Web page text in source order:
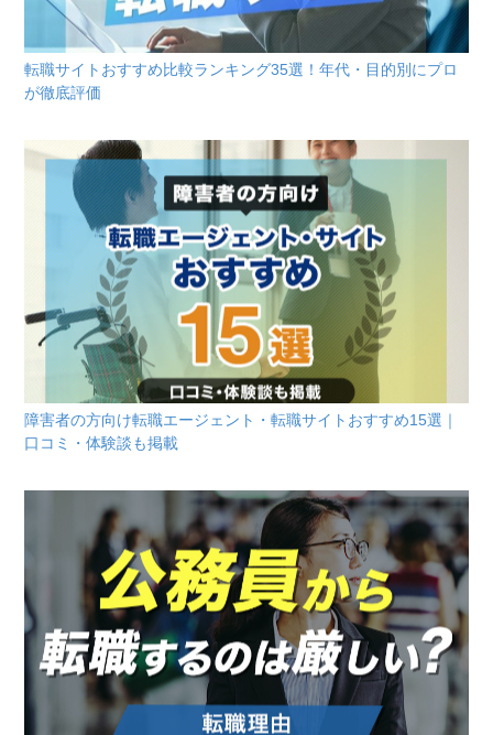
転職サイトおすすめ比較ランキング35選！年代・目的別にプロ
が徹底評価
障害者の方向け転職エージェント・転職サイトおすすめ15選｜
口コミ・体験談も掲載